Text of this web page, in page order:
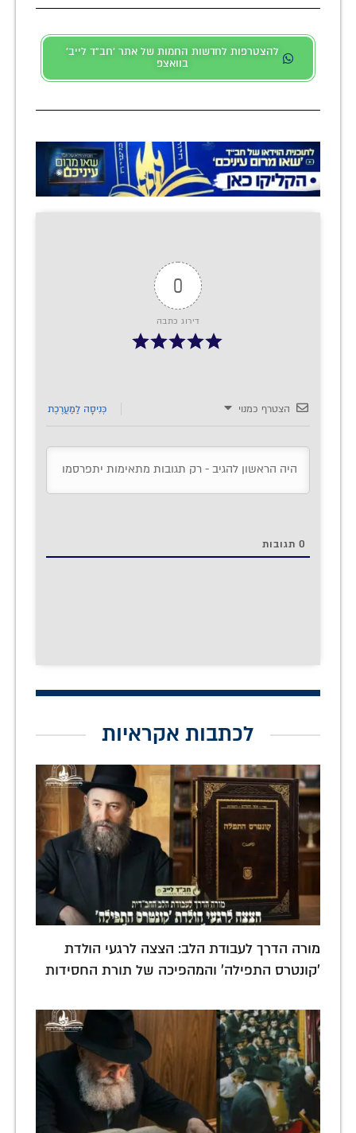
להצטרפות לחדשות החמות של אתר 'חב"ד לייב'
בוואצפ
0
דירוג כתבה
הצטרף כמנוי כְּנִיסָה לַמַעֲרֶכֶת
0 תגובות
לכתבות אקראיות
מורה הדרך לעבודת הלב: הצצה לרגעי הולדת
'קונטרס התפילה' והמהפיכה של תורת החסידות